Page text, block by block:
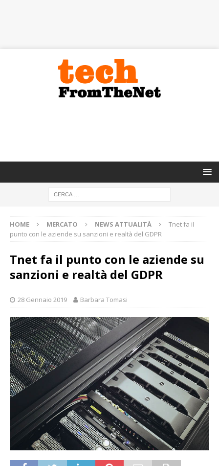
HOME MERCATO NEWS ATTUALITÀ
Tnet fa il
punto con le aziende su sanzioni e realtà del GDPR
Tnet fa il punto con le aziende su
sanzioni e realtà del GDPR
28 Gennaio 2019 Barbara Tomasi